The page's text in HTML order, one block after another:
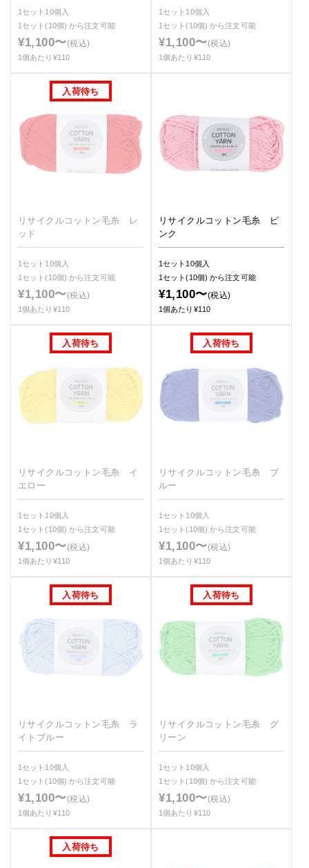
1セット10個入
1セット(10個)から注文可能
¥1,100〜(税込)
1個あたり¥110
1セット10個入
1セット(10個)から注文可能
¥1,100〜(税込)
1個あたり¥110
リサイクルコットン毛糸 レ
ッド
1セット10個入
1セット(10個)から注文可能
¥1,100〜(税込)
1個あたり¥110
リサイクルコットン毛糸 ピ
ンク
1セット10個入
1セット(10個)から注文可能
¥1,100〜(税込)
1個あたり¥110
リサイクルコットン毛糸 イ
エロー
1セット10個入
1セット(10個)から注文可能
¥1,100〜(税込)
1個あたり¥110
リサイクルコットン毛糸 ブ
ルー
1セット10個入
1セット(10個)から注文可能
¥1,100〜(税込)
1個あたり¥110
リサイクルコットン毛糸 ラ
イトブルー
1セット10個入
1セット(10個)から注文可能
¥1,100〜(税込)
1個あたり¥110
リサイクルコットン毛糸 グ
リーン
1セット10個入
1セット(10個)から注文可能
¥1,100〜(税込)
1個あたり¥110